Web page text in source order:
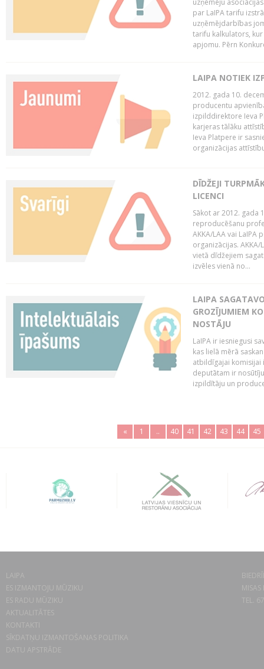
uzņēmēju
par LaIPA tarifu
uzņēmējdarbības
tarifu kalkulators,
apjomu. Pērn
LAIPA NOTIEK
2012. gada 10.
producentu
izpilddirektore Ieva
karjeras tālāku
Ieva Platpere ir
organizācijas
DĪDŽEJI
LICENCI
Sākot ar 2012. gada
reproducēšanu
AKKA/LAA vai LaIPA
organizācijas.
vietā dīdžejiem
izvēles vienā no...
LAIPA
GROZĪJUMIEM
NOSTĀJU
LaIPA ir iesniegusi
kas lielā mērā
atbildīgajai komisijai
deputātam ir
izpildītāju un
« 1 .. 40 41 42 43 44 45
LAIPA
ES IZMANTOJU MŪZIKU
ES RADU MŪZIKU
AKTUALITĀTES
KONTAKTI
SĪKDATŅU IZMANTOŠANAS POLITIKA
DATU APSTRĀDE
TEL.